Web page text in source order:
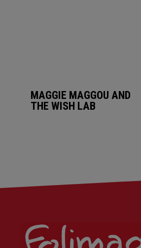
MAGGIE MAGGOU AND
THE WISH LAB